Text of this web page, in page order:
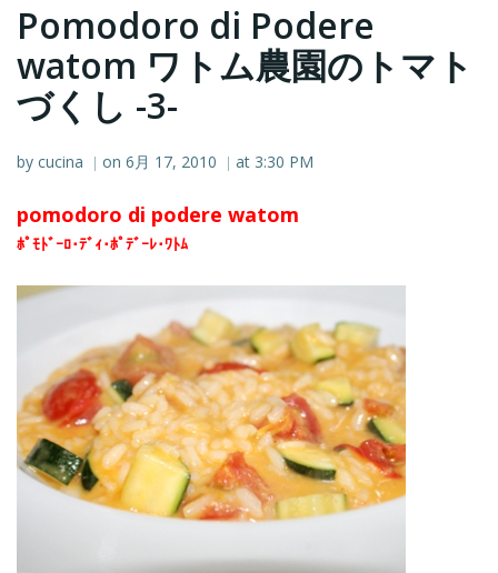
Pomodoro di Podere
watom ワトム農園のトマト
づくし -3-
by cucina | on 6月 17, 2010 | at 3:30 PM
pomodoro di podere watom
ﾎﾟﾓﾄﾞｰﾛ･ﾃﾞｨ･ﾎﾟﾃﾞｰﾚ･ﾜﾄﾑ